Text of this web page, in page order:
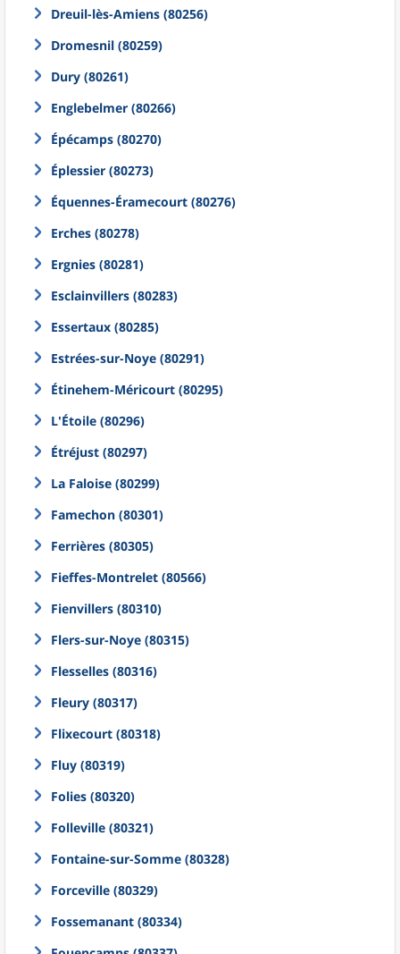
Dreuil-lès-Amiens (80256)
Dromesnil (80259)
Dury (80261)
Englebelmer (80266)
Épécamps (80270)
Éplessier (80273)
Équennes-Éramecourt (80276)
Erches (80278)
Ergnies (80281)
Esclainvillers (80283)
Essertaux (80285)
Estrées-sur-Noye (80291)
Étinehem-Méricourt (80295)
L'Étoile (80296)
Étréjust (80297)
La Faloise (80299)
Famechon (80301)
Ferrières (80305)
Fieffes-Montrelet (80566)
Fienvillers (80310)
Flers-sur-Noye (80315)
Flesselles (80316)
Fleury (80317)
Flixecourt (80318)
Fluy (80319)
Folies (80320)
Folleville (80321)
Fontaine-sur-Somme (80328)
Forceville (80329)
Fossemanant (80334)